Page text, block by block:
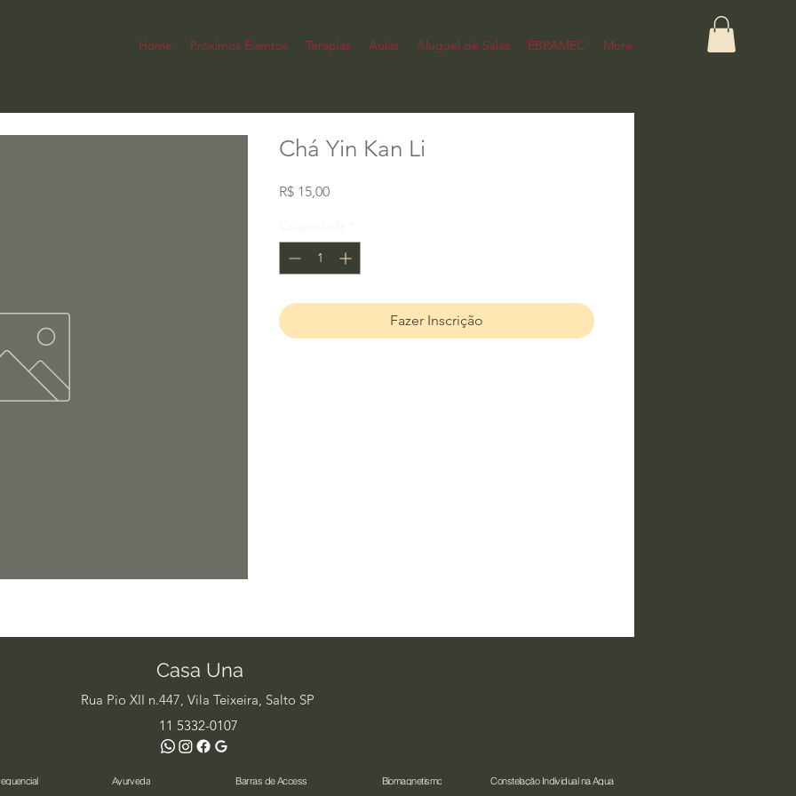
Home Próximos Eventos Terapias Aulas Aluguel de Salas EBRAMEC More
Chá Yin Kan Li
R$ 15,00Preço
Fazer Inscrição
Casa Una
Rua Pio XII n.447, Vila Teixeira, Salto SP
11 5332-0107
Ayurveda
Barras de Access
Biomagnetismo
Constelação Individual na Água